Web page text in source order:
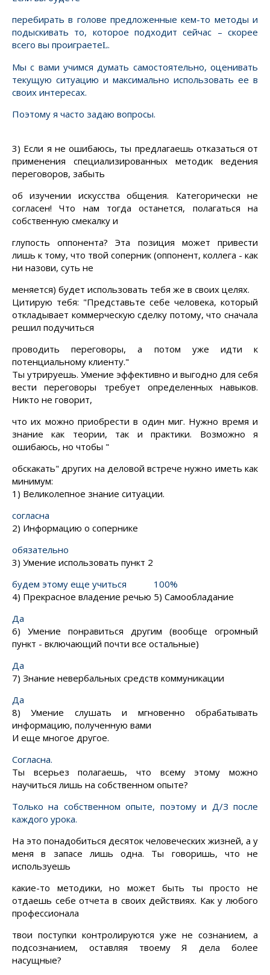
перебирать в голове предложенные кем-то методы и
подыскивать то, которое подходит сейчас – скорее
всего вы проиграетеL.
Мы с вами учимся думать самостоятельно, оценивать
текущую ситуацию и максимально использовать ее в
своих интересах.
Поэтому я часто задаю вопросы.
3) Если я не ошибаюсь, ты предлагаешь отказаться от
применения специализированных методик ведения
переговоров, забыть
об изучении искусства общения. Категорически не
согласен! Что нам тогда останется, полагаться на
собственную смекалку и
глупость оппонента?Эта позиция может привести
лишь к тому, что твой соперник (оппонент, коллега - как
ни назови, суть не
меняется) будет использовать тебя же в своих целях.
Цитирую тебя: "Представьте себе человека, который
откладывает коммерческую сделку потому, что сначала
решил подучиться
проводить переговоры, а потом уже идти к
потенциальному клиенту."
Ты утрируешь. Умение эффективно и выгодно для себя
вести переговоры требует определенных навыков.
Никто не говорит,
что их можно приобрести в один миг. Нужно время и
знание как теории, так и практики. Возможно я
ошибаюсь, но чтобы "
обскакать" других на деловой встрече нужно иметь как
минимум:
1) Великолепное знание ситуации.
согласна
2) Информацию о сопернике
обязательно
3) Умение использовать пункт 2
будем этому еще учиться
4) Прекрасное владение речью
100%
5) Самообладание
Да
6) Умение понравиться другим (вообще огромный
пункт - включающий почти все остальные)
Да
7) Знание невербальных средств коммуникации
Да
8) Умение слушать и мгновенно обрабатывать
информацию, полученную вами
И еще многое другое.
Согласна.
Ты всерьез полагаешь, что всему этому можно
научиться лишь на собственном опыте?
Только на собственном опыте, поэтому и Д/З после
каждого урока.
На это понадобиться десяток человеческих жизней, а у
меня в запасе лишь одна. Ты говоришь, что не
используешь
какие-то методики, но может быть ты просто не
отдаешь себе отчета в своих действиях. Как у любого
профессионала
твои поступки контролируются уже не сознанием, а
подсознанием, оставляя твоемуЯ дела более
насущные?